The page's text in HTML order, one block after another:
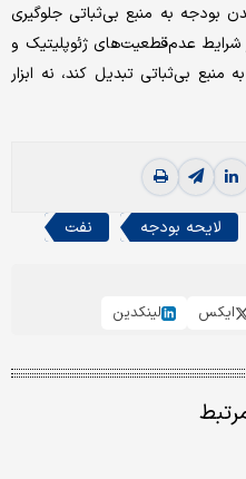
بودجه ‌به منبع بی‌‌‌‌ثباتی جلوگیری
شرایط عدم‌قطعیت‌‌‌‌های ژئوپلیتیک و
منبع بی‌‌‌‌ثباتی تبدیل کند، نه ابزار
لایحه بودجه نفت
ایکس لینکدین